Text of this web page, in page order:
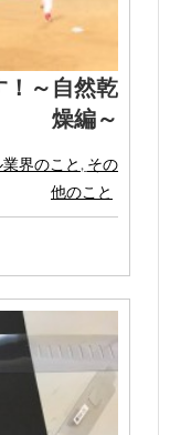
！～自然乾
燥編～
界のこと , その
他のこと